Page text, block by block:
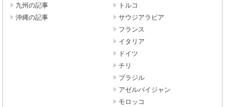
九州の記事
沖縄の記事
トルコ
サウジアラビア
フランス
イタリア
ドイツ
チリ
ブラジル
アゼルバイジャン
モロッコ